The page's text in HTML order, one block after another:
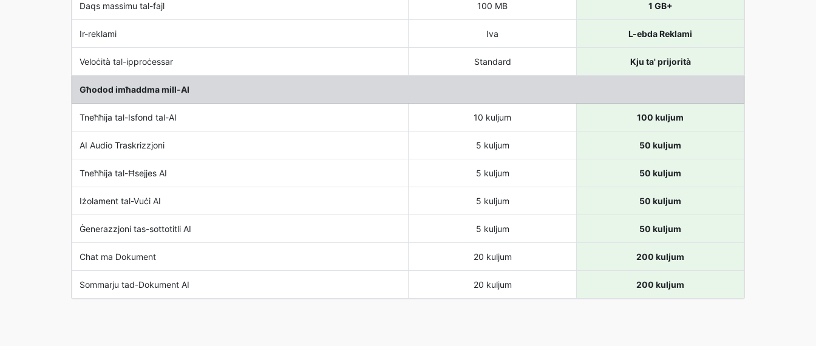
Daqs massimu tal-fajl 100 MB 1 GB+
Ir-reklami Iva L-ebda Reklami
Veloċità tal-ipproċessar Standard Kju ta' prijorità
Għodod imħaddma mill-AI
Tneħħija tal-Isfond tal-AI 10 kuljum 100 kuljum
AI Audio Traskrizzjoni 5 kuljum 50 kuljum
Tneħħija tal-Ħsejjes AI 5 kuljum 50 kuljum
Iżolament tal-Vuċi AI 5 kuljum 50 kuljum
Ġenerazzjoni tas-sottotitli AI 5 kuljum 50 kuljum
Chat ma Dokument 20 kuljum 200 kuljum
Sommarju tad-Dokument AI 20 kuljum 200 kuljum